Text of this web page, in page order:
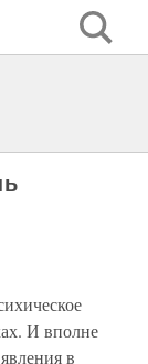
И вполне
в